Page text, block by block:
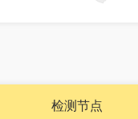
检测节点